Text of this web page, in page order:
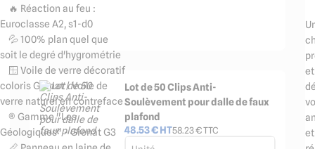
🔥 Réaction au feu :
Euroclasse A2, s1-d0
💦 100% plan quel que
soit le degré d'hygrométrie
🪟 Voile de verre décoratif
coloris Grenat / Voile de
verre naturel en contreface
®️ Gamme "Les
Géologiques" - Grenat G3
Lot de 50 Clips Anti-
Soulèvement pour dalle de faux
plafond
48.53€ HT58.23€ TTC
et
et